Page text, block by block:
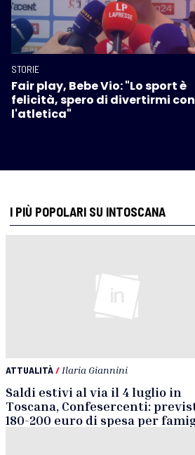
STORIE
Fair play, Bebe Vio: "Lo sport è
felicità, spero di divertirmi con
l'atletica"
I PIÙ POPOLARI SU INTOSCANA
ATTUALITÀ/ Ilaria Giannini
Saldi estivi al via il 4 luglio in
Toscana, Confesercenti:
180-200 euro di spesa per